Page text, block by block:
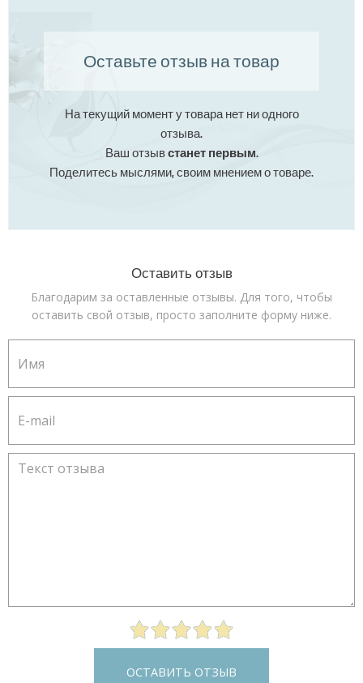
Оставьте отзыв на товар
На текущий момент у товара нет ни одного
отзыва.
Ваш отзывстанет первым.
Поделитесь мыслями, своим мнением о товаре.
Оставить отзыв
Благодарим за оставленные отзывы. Для того, чтобы
оставить свой отзыв, просто заполните форму ниже.
ОСТАВИТЬ ОТЗЫВ